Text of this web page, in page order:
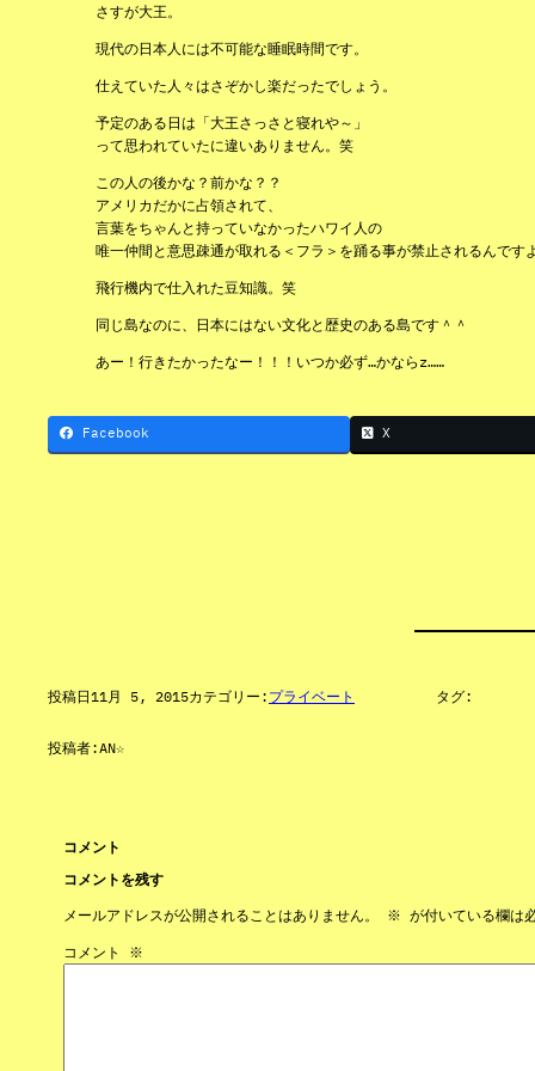
さすが大王。
現代の日本人には不可能な睡眠時間です。
仕えていた人々はさぞかし楽だったでしょう。
予定のある日は「大王さっさと寝れや～」
って思われていたに違いありません。笑
この人の後かな？前かな？？
アメリカだかに占領されて、
言葉をちゃんと持っていなかったハワイ人の
唯一仲間と意思疎通が取れる＜フラ＞を踊る事が禁止されるんですよ
飛行機内で仕入れた豆知識。笑
同じ島なのに、日本にはない文化と歴史のある島です＾＾
あー！行きたかったなー！！！いつか必ず…かならz……
Facebook X
投稿日11月 5, 2015カテゴリー: プライベート
投稿者:AN☆
タグ:
コメント
コメントを残す
メールアドレスが公開されることはありません。
※ が付いている欄は
コメント ※